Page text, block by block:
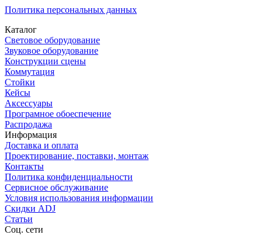
Политика персональных данных
Каталог
Световое оборудование
Звуковое оборудование
Конструкции сцены
Коммутация
Стойки
Кейсы
Аксессуары
Програмное обоеспечение
Распродажа
Информация
Доставка и оплата
Проектирование, поставки, монтаж
Контакты
Политика конфиденциальности
Сервисное обслуживание
Условия использования информации
Скидки ADJ
Статьи
Соц. сети